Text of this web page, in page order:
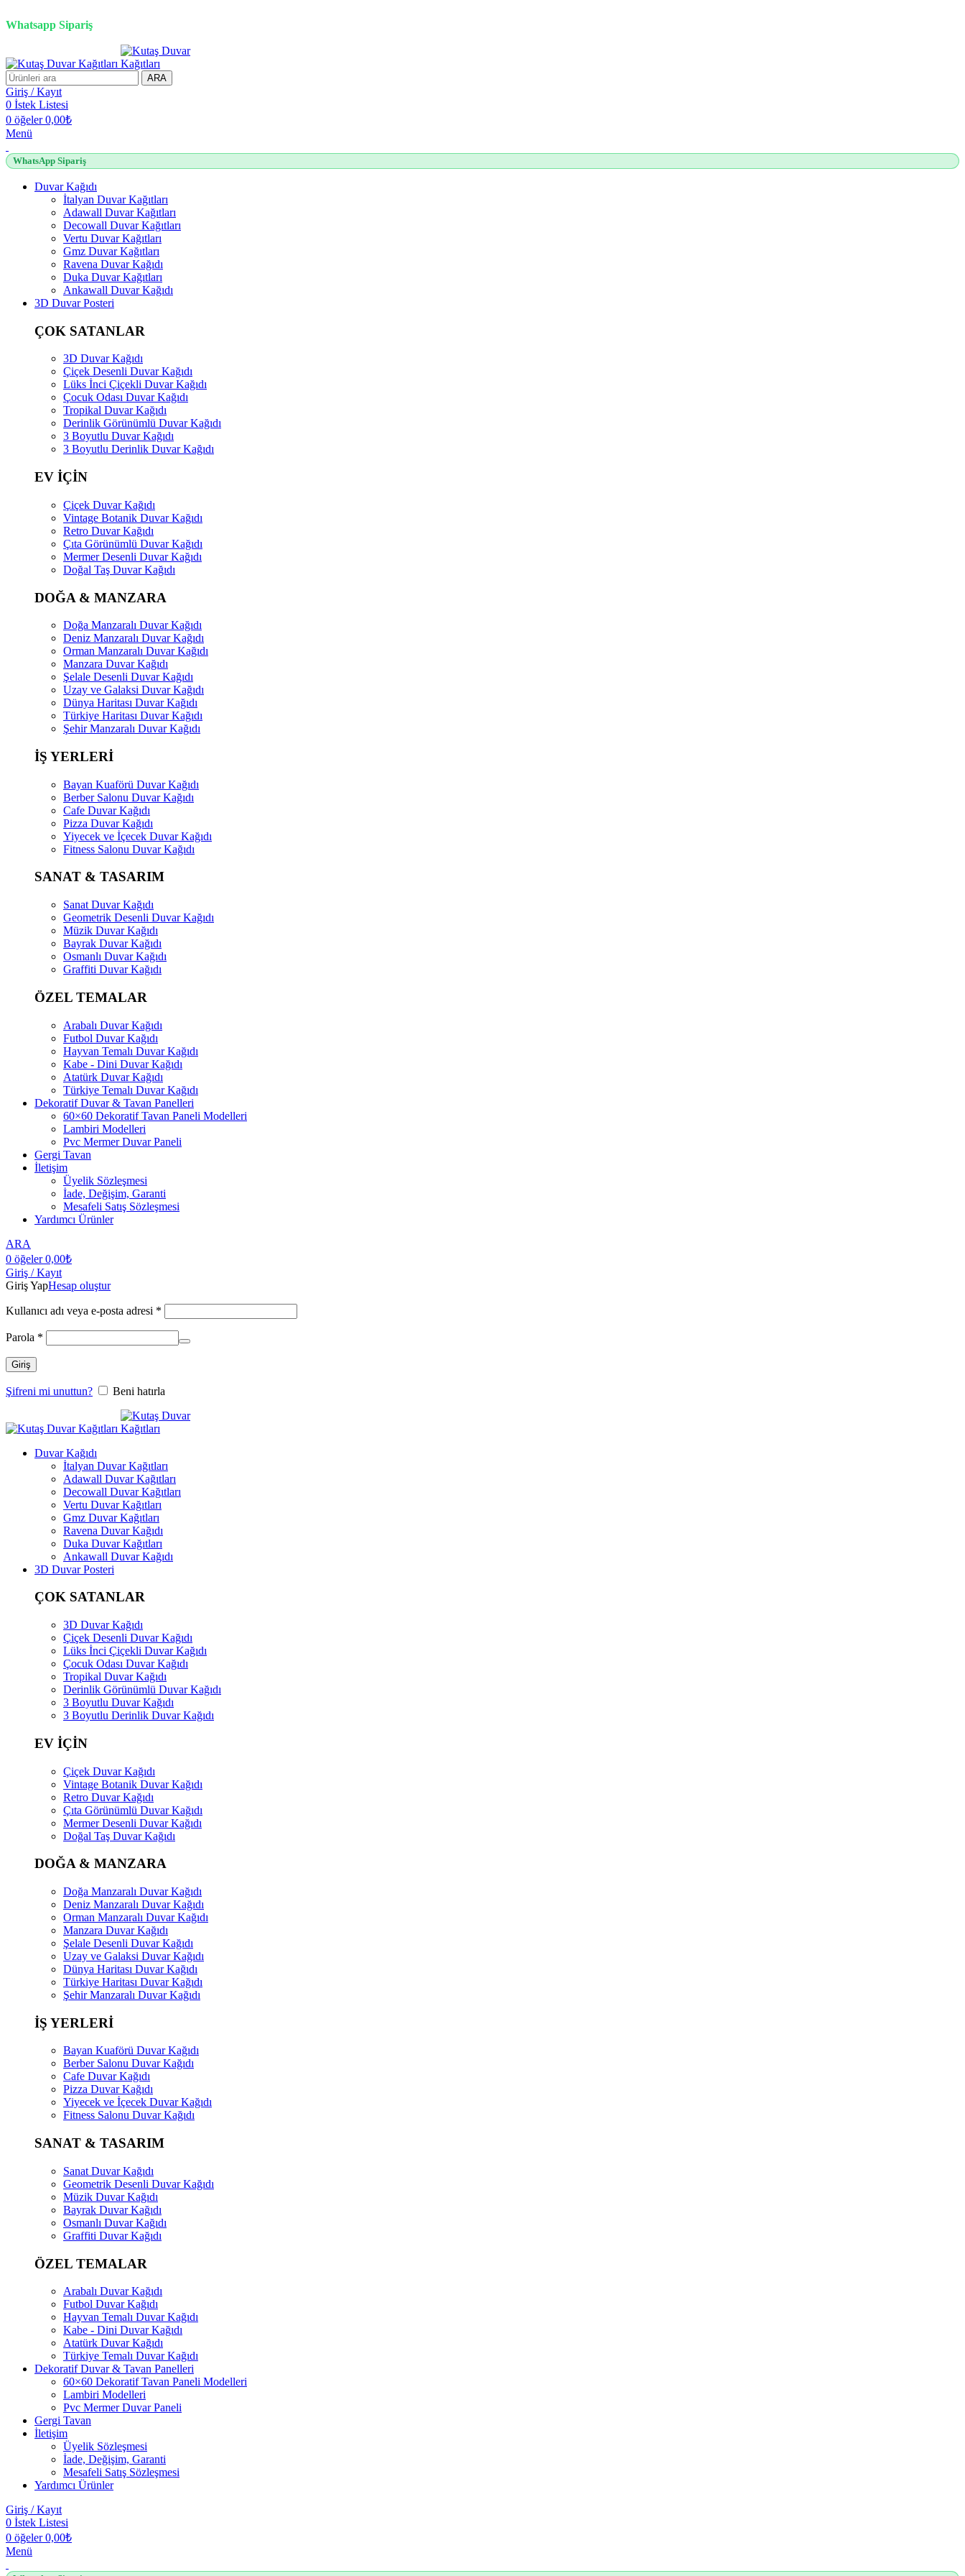
Whatsapp Sipariş
ARA
Giriş / Kayıt
0 İstek Listesi
0 öğeler 0,00₺
Menü
WhatsApp Sipariş
Duvar Kağıdı
İtalyan Duvar Kağıtları
Adawall Duvar Kağıtları
Decowall Duvar Kağıtları
Vertu Duvar Kağıtları
Gmz Duvar Kağıtları
Ravena Duvar Kağıdı
Duka Duvar Kağıtları
Ankawall Duvar Kağıdı
3D Duvar Posteri
ÇOK SATANLAR
3D Duvar Kağıdı
Çiçek Desenli Duvar Kağıdı
Lüks İnci Çiçekli Duvar Kağıdı
Çocuk Odası Duvar Kağıdı
Tropikal Duvar Kağıdı
Derinlik Görünümlü Duvar Kağıdı
3 Boyutlu Duvar Kağıdı
3 Boyutlu Derinlik Duvar Kağıdı
EV İÇİN
Çiçek Duvar Kağıdı
Vintage Botanik Duvar Kağıdı
Retro Duvar Kağıdı
Çıta Görünümlü Duvar Kağıdı
Mermer Desenli Duvar Kağıdı
Doğal Taş Duvar Kağıdı
DOĞA & MANZARA
Doğa Manzaralı Duvar Kağıdı
Deniz Manzaralı Duvar Kağıdı
Orman Manzaralı Duvar Kağıdı
Manzara Duvar Kağıdı
Şelale Desenli Duvar Kağıdı
Uzay ve Galaksi Duvar Kağıdı
Dünya Haritası Duvar Kağıdı
Türkiye Haritası Duvar Kağıdı
Şehir Manzaralı Duvar Kağıdı
İŞ YERLERİ
Bayan Kuaförü Duvar Kağıdı
Berber Salonu Duvar Kağıdı
Cafe Duvar Kağıdı
Pizza Duvar Kağıdı
Yiyecek ve İçecek Duvar Kağıdı
Fitness Salonu Duvar Kağıdı
SANAT & TASARIM
Sanat Duvar Kağıdı
Geometrik Desenli Duvar Kağıdı
Müzik Duvar Kağıdı
Bayrak Duvar Kağıdı
Osmanlı Duvar Kağıdı
Graffiti Duvar Kağıdı
ÖZEL TEMALAR
Arabalı Duvar Kağıdı
Futbol Duvar Kağıdı
Hayvan Temalı Duvar Kağıdı
Kabe - Dini Duvar Kağıdı
Atatürk Duvar Kağıdı
Türkiye Temalı Duvar Kağıdı
Dekoratif Duvar & Tavan Panelleri
60×60 Dekoratif Tavan Paneli Modelleri
Lambiri Modelleri
Pvc Mermer Duvar Paneli
Gergi Tavan
İletişim
Üyelik Sözleşmesi
İade, Değişim, Garanti
Mesafeli Satış Sözleşmesi
Yardımcı Ürünler
ARA
0 öğeler 0,00₺
Giriş / Kayıt
Giriş YapHesap oluştur
Kullanıcı adı veya e-posta adresi *
Parola *
Giriş
Şifreni mi unuttun? Beni hatırla
Duvar Kağıdı
İtalyan Duvar Kağıtları
Adawall Duvar Kağıtları
Decowall Duvar Kağıtları
Vertu Duvar Kağıtları
Gmz Duvar Kağıtları
Ravena Duvar Kağıdı
Duka Duvar Kağıtları
Ankawall Duvar Kağıdı
3D Duvar Posteri
ÇOK SATANLAR
3D Duvar Kağıdı
Çiçek Desenli Duvar Kağıdı
Lüks İnci Çiçekli Duvar Kağıdı
Çocuk Odası Duvar Kağıdı
Tropikal Duvar Kağıdı
Derinlik Görünümlü Duvar Kağıdı
3 Boyutlu Duvar Kağıdı
3 Boyutlu Derinlik Duvar Kağıdı
EV İÇİN
Çiçek Duvar Kağıdı
Vintage Botanik Duvar Kağıdı
Retro Duvar Kağıdı
Çıta Görünümlü Duvar Kağıdı
Mermer Desenli Duvar Kağıdı
Doğal Taş Duvar Kağıdı
DOĞA & MANZARA
Doğa Manzaralı Duvar Kağıdı
Deniz Manzaralı Duvar Kağıdı
Orman Manzaralı Duvar Kağıdı
Manzara Duvar Kağıdı
Şelale Desenli Duvar Kağıdı
Uzay ve Galaksi Duvar Kağıdı
Dünya Haritası Duvar Kağıdı
Türkiye Haritası Duvar Kağıdı
Şehir Manzaralı Duvar Kağıdı
İŞ YERLERİ
Bayan Kuaförü Duvar Kağıdı
Berber Salonu Duvar Kağıdı
Cafe Duvar Kağıdı
Pizza Duvar Kağıdı
Yiyecek ve İçecek Duvar Kağıdı
Fitness Salonu Duvar Kağıdı
SANAT & TASARIM
Sanat Duvar Kağıdı
Geometrik Desenli Duvar Kağıdı
Müzik Duvar Kağıdı
Bayrak Duvar Kağıdı
Osmanlı Duvar Kağıdı
Graffiti Duvar Kağıdı
ÖZEL TEMALAR
Arabalı Duvar Kağıdı
Futbol Duvar Kağıdı
Hayvan Temalı Duvar Kağıdı
Kabe - Dini Duvar Kağıdı
Atatürk Duvar Kağıdı
Türkiye Temalı Duvar Kağıdı
Dekoratif Duvar & Tavan Panelleri
60×60 Dekoratif Tavan Paneli Modelleri
Lambiri Modelleri
Pvc Mermer Duvar Paneli
Gergi Tavan
İletişim
Üyelik Sözleşmesi
İade, Değişim, Garanti
Mesafeli Satış Sözleşmesi
Yardımcı Ürünler
Giriş / Kayıt
0 İstek Listesi
0 öğeler 0,00₺
Menü